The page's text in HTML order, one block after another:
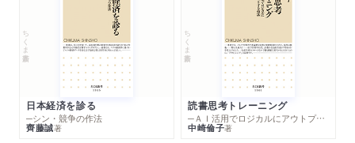
地学の勉強法/人類の存立基盤について知る/高校地学をめぐる
現状/ 「大地変動の時代」の地学/ 「長尺の目」で地球を考える
参考文献
索引
ちくま新書
日本経済を診る
─シン・競争の作法
齊藤誠著
ちくま新書
読書思考トレーニング
─ＡＩ活用でロジカルにアウトプットする技法
中崎倫子著